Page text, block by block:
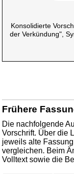
Konsolidierte
der Verkündung",
Frühere
Die nachfolgende
Vorschrift. Über die
jeweils alte
vergleichen. Beim
Volltext sowie die